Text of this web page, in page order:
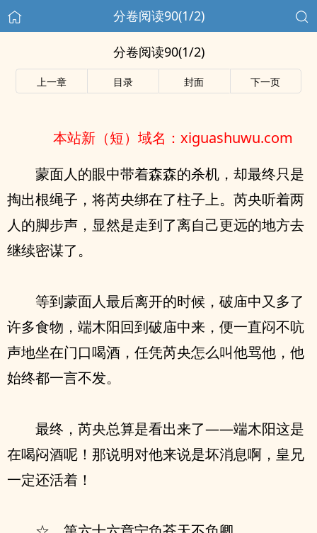
分卷阅读90(1/2)
分卷阅读90(1/2)
上一章 目录 封面 下一页
本站新（短）域名：xiguashuwu.com
蒙面人的眼中带着森森的杀机，却最终只是
掏出根绳子，将芮央绑在了柱子上。芮央听着两
人的脚步声，显然是走到了离自己更远的地方去
继续密谋了。
等到蒙面人最后离开的时候，破庙中又多了
许多食物，端木阳回到破庙中来，便一直闷不吭
声地坐在门口喝酒，任凭芮央怎么叫他骂他，他
始终都一言不发。
最终，芮央总算是看出来了——端木阳这是
在喝闷酒呢！那说明对他来说是坏消息啊，皇兄
一定还活着！